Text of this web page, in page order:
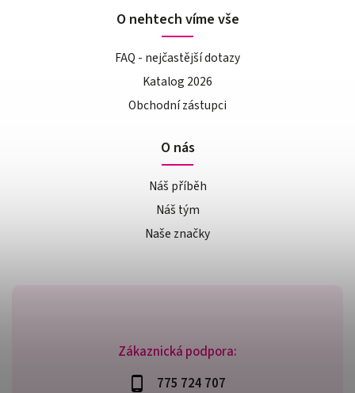
Zákaznická podpora:
775 724 707
O nehtech víme vše
FAQ - nejčastější dotazy
Katalog 2026
Obchodní zástupci
O nás
Náš příběh
Náš tým
Naše značky